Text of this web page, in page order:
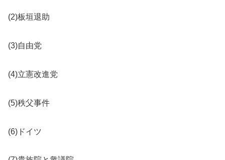
(2)板垣退助
(3)自由党
(4)立憲改進党
(5)秩父事件
(6)ドイツ